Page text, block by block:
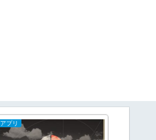
アプリ